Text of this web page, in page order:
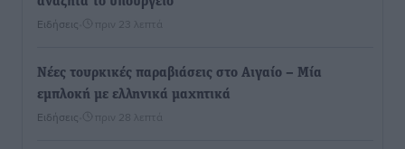
Ειδήσεις πριν 23 λεπτά
Νέες τουρκικές παραβιάσεις στο Αιγαίο – Μία
εμπλοκή με ελληνικά μαχητικά
Ειδήσεις πριν 28 λεπτά